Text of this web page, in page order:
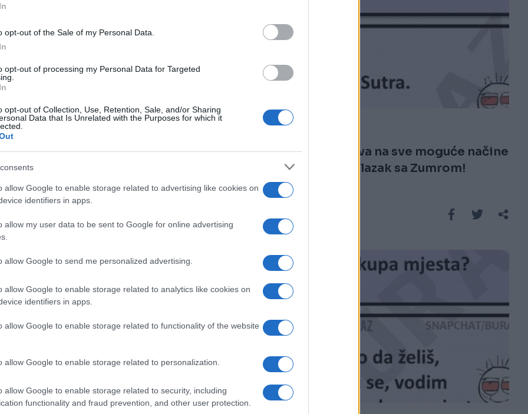
opt-out of the Sale of my Personal Data.
opt-out of processing my Personal Data for Targeted
opt-out of Collection, Use, Retention, Sale, and/or Sharing
Data that Is Unrelated with the Purposes for which it
allow Google to enable storage related to advertising like cookies on
identifiers in apps.
allow my user data to be sent to Google for online advertising
allow Google to send me personalized advertising.
allow Google to enable storage related to analytics like cookies on
identifiers in apps.
allow Google to enable storage related to functionality of the website
allow Google to enable storage related to personalization.
allow Google to enable storage related to security, including
functionality and fraud prevention, and other user protection.
09.02.17. 21:49
Ovaj dečko je smislio genijalan trik
pomoću kojeg će vam svaka djevojka
dati da je poljubite! (VIDEO)
07.02.17. 23:13
Buraz pokušava na sve moguće načine
da izbjegne izlazak sa Zumrom!
ISPOVIJESTI